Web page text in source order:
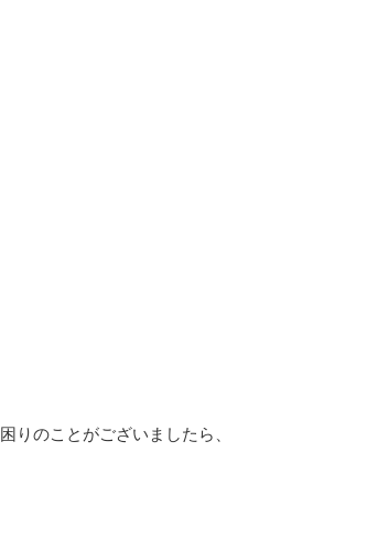
りのことがございましたら、